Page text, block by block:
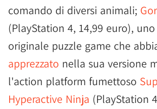
comando di diversi animali;
(PlayStation 4, 14,99 euro),
originale puzzle game che
apprezzato nella sua versione
l'action platform fumettoso
Hyperactive Ninja (PlayStation